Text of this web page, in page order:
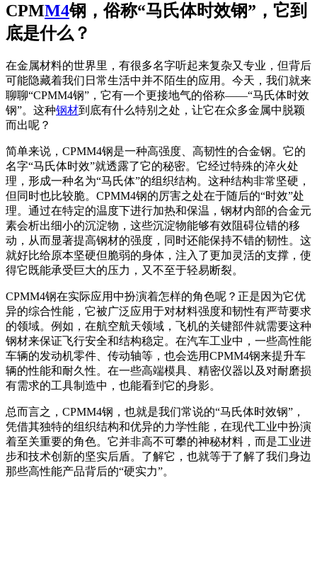
CPMM4钢，俗称“马氏体时效钢”，它到
底是什么？
在金属材料的世界里，有很多名字听起来复杂又专业，但背后
可能隐藏着我们日常生活中并不陌生的应用。今天，我们就来
聊聊“CPMM4钢”，它有一个更接地气的俗称——“马氏体时效
钢”。这种钢材到底有什么特别之处，让它在众多金属中脱颖
而出呢？
简单来说，CPMM4钢是一种高强度、高韧性的合金钢。它的
名字“马氏体时效”就透露了它的秘密。它经过特殊的淬火处
理，形成一种名为“马氏体”的组织结构。这种结构非常坚硬，
但同时也比较脆。CPMM4钢的厉害之处在于随后的“时效”处
理。通过在特定的温度下进行加热和保温，钢材内部的合金元
素会析出细小的沉淀物，这些沉淀物能够有效阻碍位错的移
动，从而显著提高钢材的强度，同时还能保持不错的韧性。这
就好比给原本坚硬但脆弱的身体，注入了更加灵活的支撑，使
得它既能承受巨大的压力，又不至于轻易断裂。
CPMM4钢在实际应用中扮演着怎样的角色呢？正是因为它优
异的综合性能，它被广泛应用于对材料强度和韧性有严苛要求
的领域。例如，在航空航天领域，飞机的关键部件就需要这种
钢材来保证飞行安全和结构稳定。在汽车工业中，一些高性能
车辆的发动机零件、传动轴等，也会选用CPMM4钢来提升车
辆的性能和耐久性。在一些高端模具、精密仪器以及对耐磨损
有需求的工具制造中，也能看到它的身影。
总而言之，CPMM4钢，也就是我们常说的“马氏体时效钢”，
凭借其独特的组织结构和优异的力学性能，在现代工业中扮演
着至关重要的角色。它并非高不可攀的神秘材料，而是工业进
步和技术创新的坚实后盾。了解它，也就等于了解了我们身边
那些高性能产品背后的“硬实力”。